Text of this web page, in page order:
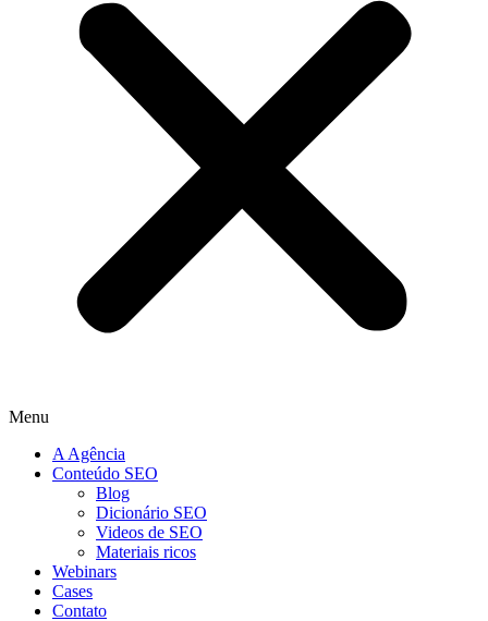
Menu
A Agência
Conteúdo SEO
Blog
Dicionário SEO
Videos de SEO
Materiais ricos
Webinars
Cases
Contato